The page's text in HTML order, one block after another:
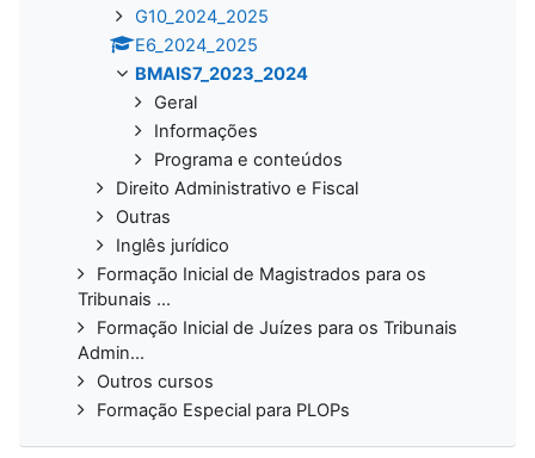
G10_2024_2025
E6_2024_2025
BMAIS7_2023_2024
Geral
Informações
Programa e conteúdos
Direito Administrativo e Fiscal
Outras
Inglês jurídico
Formação Inicial de Magistrados para os
Tribunais ...
Formação Inicial de Juízes para os Tribunais
Admin...
Outros cursos
Formação Especial para PLOPs